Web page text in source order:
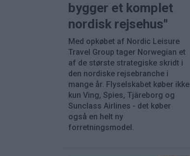
bygger et komplet
nordisk rejsehus"
Med opkøbet af Nordic Leisure
Travel Group tager Norwegian et
af de største strategiske skridt i
den nordiske rejsebranche i
mange år. Flyselskabet køber ikke
kun Ving, Spies, Tjäreborg og
Sunclass Airlines - det køber
også en helt ny
forretningsmodel.